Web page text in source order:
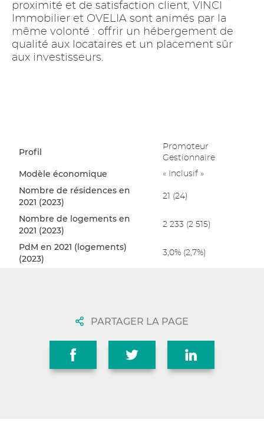
proximité et de satisfaction client, VINCI
Immobilier et OVELIA sont animés par la
même volonté : offrir un hébergement de
qualité aux locataires et un placement sûr
aux investisseurs.
Profil
Promoteur
Gestionnaire
Modèle économique « Inclusif »
Nombre de résidences en
2021 (2023)
21 (24)
Nombre de logements en
2021 (2023)
2 233 (2 515)
PdM en 2021 (logements)
(2023)
3,0% (2,7%)
PARTAGER LA PAGE